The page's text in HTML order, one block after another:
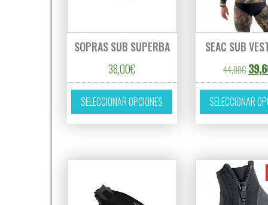
SOPRAS SUB SUPERBA
38,00€
SELECCIONAR OPCIONES
Este producto tiene
SEAC SUB
44,00€ El
SELECCIONAR